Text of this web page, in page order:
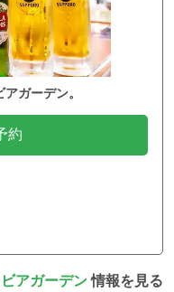
ガーデン。
約
ビアガーデン情報を見る